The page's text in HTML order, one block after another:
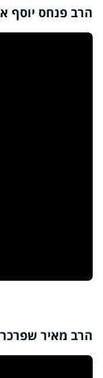
הרב פנחס יוסף
הרב מאיר